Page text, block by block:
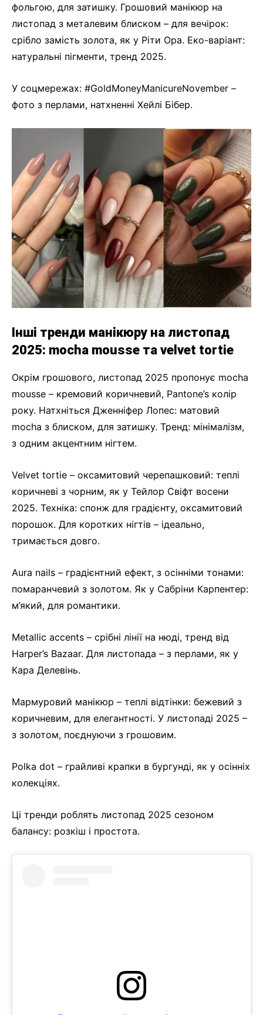
фольгою, для затишку. Грошовий манікюр на
листопад з металевим блиском – для вечірок:
срібло замість золота, як у Ріти Ора. Еко-варіант:
натуральні пігменти, тренд 2025.
У соцмережах: #GoldMoneyManicureNovember –
фото з перлами, натхненні Хейлі Бібер.
Інші тренди манікюру на листопад
2025: mocha mousse та velvet tortie
Окрім грошового, листопад 2025 пропонує mocha
mousse – кремовий коричневий, Pantone’s колір
року. Натхніться Дженніфер Лопес: матовий
mocha з блиском, для затишку. Тренд: мінімалізм,
з одним акцентним нігтем.
Velvet tortie – оксамитовий черепашковий: теплі
коричневі з чорним, як у Тейлор Свіфт восени
2025. Техніка: спонж для градієнту, оксамитовий
порошок. Для коротких нігтів – ідеально,
тримається довго.
Aura nails – градієнтний ефект, з осінніми тонами:
помаранчевий з золотом. Як у Сабріни Карпентер:
м’який, для романтики.
Metallic accents – срібні лінії на нюді, тренд від
Harper’s Bazaar. Для листопада – з перлами, як у
Кара Делевінь.
Мармуровий манікюр – теплі відтінки: бежевий з
коричневим, для елегантності. У листопаді 2025 –
з золотом, поєднуючи з грошовим.
Polka dot – грайливі крапки в бургунді, як у осінніх
колекціях.
Ці тренди роблять листопад 2025 сезоном
балансу: розкіш і простота.